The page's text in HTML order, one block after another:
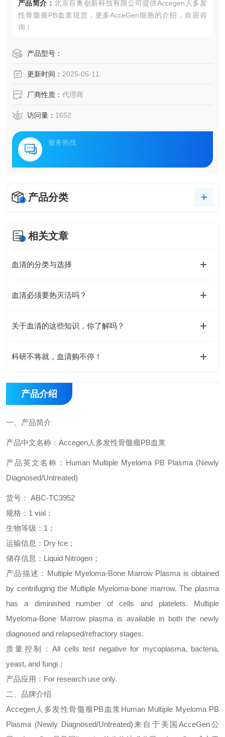
产品简介： 北京百奥创新科技有限公司提供Accegen人多发
性骨髓瘤PB血浆现货，更多AcceGen细胞的介绍，欢迎咨
询！
产品型号：
更新时间： 2025-05-11
厂商性质： 代理商
访问量： 1652
服务热线
产品分类
相关文章
血清的分类与选择
血清必须要热灭活吗？
关于血清的这些知识，你了解吗？
科研不将就，血清购不停！
产品介绍
一、 产品简介
产品中文名称： Accegen人多发性骨髓瘤PB血浆
产品英文名称： Human Multiple Myeloma PB Plasma (Newly
Diagnosed/Untreated)
货号： ABC-TC3952
规格： 1 vial ；
生物等级： 1 ；
运输信息： Dry Ice ；
储存信息： Liquid Nitrogen ；
产品描述： Multiple Myeloma-Bone Marrow Plasma is obtained
by centrifuging the Multiple Myeloma-bone marrow. The plasma
has a diminished number of cells and platelets. Multiple
Myeloma-Bone Marrow plasma is available in both the newly
diagnosed and relapsed/refractory stages.
质量控制：All cells test negative for mycoplasma, bacteria,
yeast, and fungi ；
产品应用： For research use only.
二、品牌介绍
Accegen 人多发性骨髓瘤PB 血浆 Human Multiple Myeloma PB
Plasma (Newly Diagnosed/Untreated)来 自于美国AcceGen公